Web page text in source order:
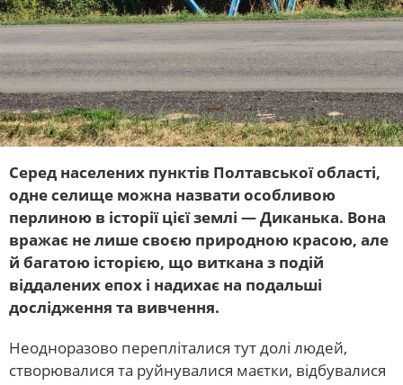
Серед населених пунктів Полтавської області,
одне селище можна назвати особливою
перлиною в історії цієї землі — Диканька. Вона
вражає не лише своєю природною красою, але
й багатою історією, що виткана з подій
віддалених епох і надихає на подальші
дослідження та вивчення.
Неодноразово перепліталися тут долі людей,
створювалися та руйнувалися маєтки, відбувалися